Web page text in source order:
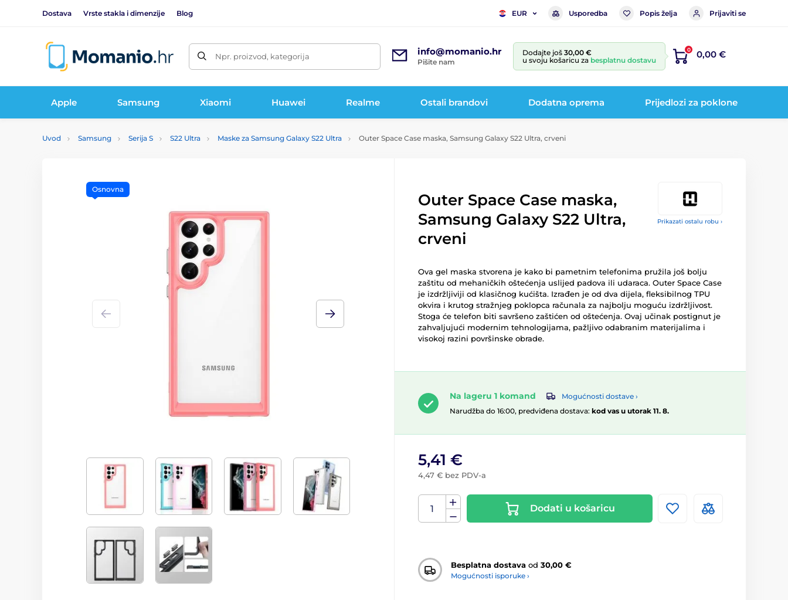
Dostava Vrste stakla i dimenzije Blog EUR Usporedba Popis želja Prijaviti se
Npr. proizvod, kategorija info@momanio.hr
Pišite nam
Dodajte još 30,00 €
u svoju košaricu za besplatnu dostavu
0 0,00 €
Apple Samsung Xiaomi Huawei Realme Ostali brandovi Dodatna oprema Prijedlozi za poklone
Uvod Samsung Serija S S22 Ultra Maske za Samsung Galaxy S22 Ultra Outer Space Case maska, Samsung Galaxy S22 Ultra, crveni
Prikazati ostalu robu ›
Osnovna
Outer Space Case maska,
Samsung Galaxy S22 Ultra,
crveni
Ova gel maska stvorena je kako bi pametnim telefonima pružila još bolju
zaštitu od mehaničkih oštećenja uslijed padova ili udaraca. Outer Space Case
je izdržljiviji od klasičnog kućišta. Izrađen je od dva dijela, fleksibilnog TPU
okvira i krutog stražnjeg poklopca računala za najbolju moguću izdržljivost.
Stoga će telefon biti savršeno zaštićen od oštećenja. Ovaj učinak postignut je
zahvaljujući modernim tehnologijama, pažljivo odabranim materijalima i
visokoj razini površinske obrade.
Na lageru 1 komand
Mogućnosti dostave ›
Narudžba do 16:00, predviđena dostava: kod vas u utorak 11. 8.
5,41 €
4,47 € bez PDV-a
Dodati u košaricu
Besplatna dostava od 30,00 €
Mogućnosti isporuke ›